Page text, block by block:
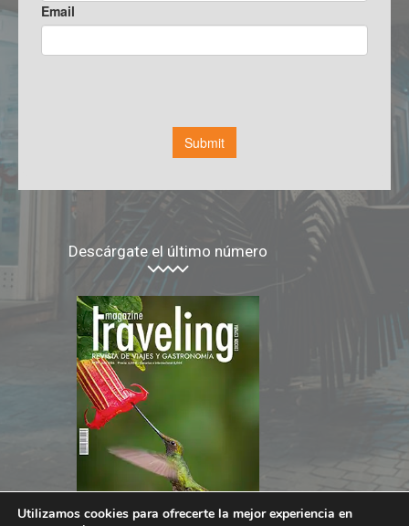
Descárgate el último número
Utilizamos cookies para ofrecerte la mejor experiencia en